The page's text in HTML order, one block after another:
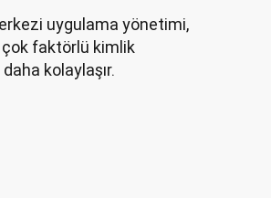
uygulama yönetimi,
faktörlü kimlik
kolaylaşır.